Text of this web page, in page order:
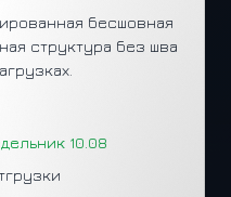
бесшовная
структура без шва
10.08